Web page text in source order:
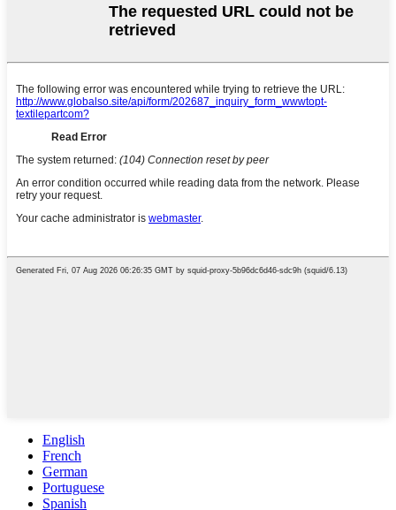
English
French
German
Portuguese
Spanish